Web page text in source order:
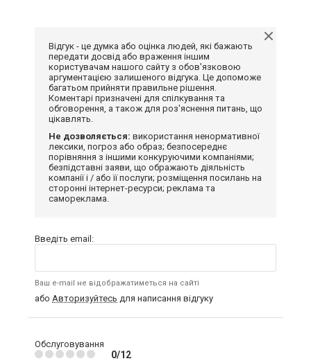
Відгук - це думка або оцінка людей, які бажають
передати досвід або враження іншим
користувачам нашого сайту з обов'язковою
аргументацією залишеного відгука. Це допоможе
багатьом прийняти правильне рішення.
Коментарі призначені для спілкування та
обговорення, а також для роз'яснення питань, що
цікавлять.
Не дозволяється: використання ненормативної
лексики, погроз або образ; безпосереднє
порівняння з іншими конкуруючими компаніями;
безпідставні заяви, що ображають діяльність
компанії і / або її послуги; розміщення посилань на
сторонні інтернет-ресурси; реклама та
самореклама.
Введіть email:
Ваш e-mail не відображатиметься на сайті
або Авторизуйтесь для написання відгуку
Обслуговування
0/12